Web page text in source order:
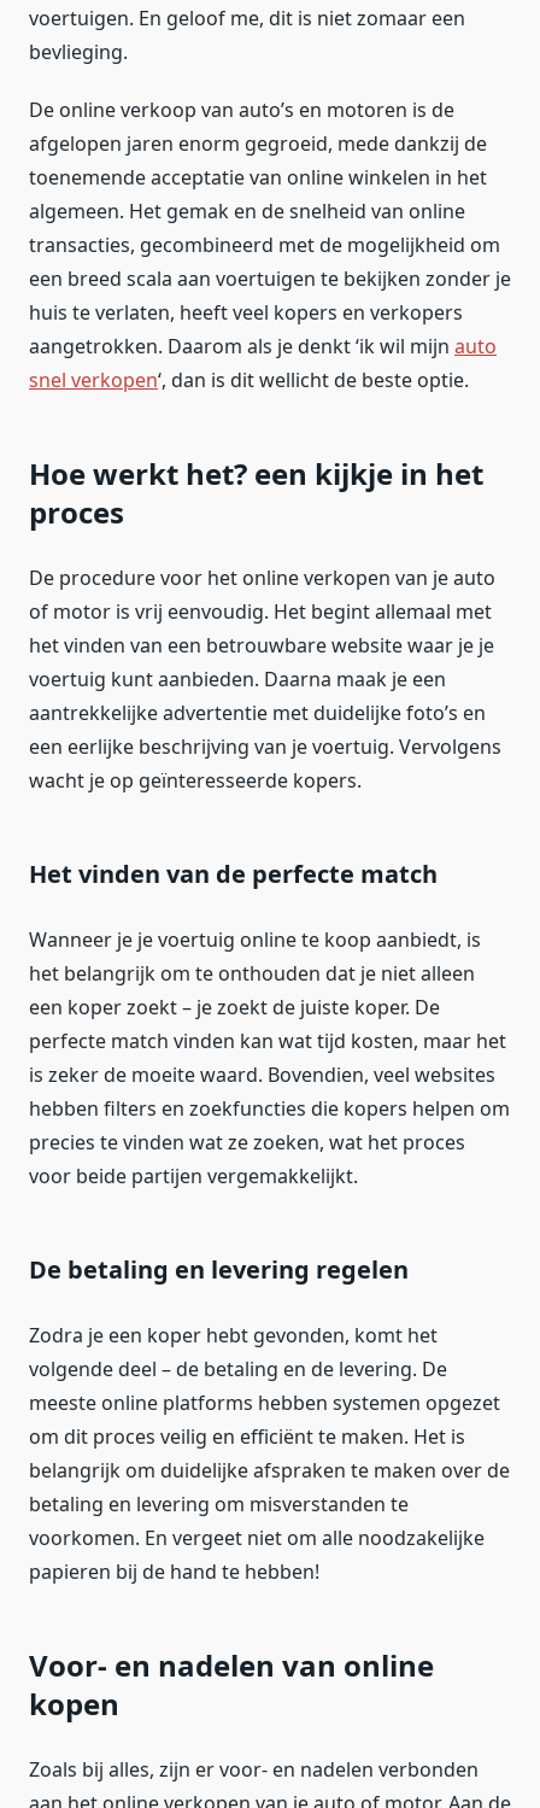
voertuigen. En geloof me, dit is niet zomaar een
bevlieging.
De online verkoop van auto’s en motoren is de
afgelopen jaren enorm gegroeid, mede dankzij de
toenemende acceptatie van online winkelen in het
algemeen. Het gemak en de snelheid van online
transacties, gecombineerd met de mogelijkheid om
een breed scala aan voertuigen te bekijken zonder je
huis te verlaten, heeft veel kopers en verkopers
aangetrokken. Daarom als je denkt ‘ik wil mijn auto
snel verkopen‘, dan is dit wellicht de beste optie.
Hoe werkt het? een kijkje in het
proces
De procedure voor het online verkopen van je auto
of motor is vrij eenvoudig. Het begint allemaal met
het vinden van een betrouwbare website waar je je
voertuig kunt aanbieden. Daarna maak je een
aantrekkelijke advertentie met duidelijke foto’s en
een eerlijke beschrijving van je voertuig. Vervolgens
wacht je op geïnteresseerde kopers.
Het vinden van de perfecte match
Wanneer je je voertuig online te koop aanbiedt, is
het belangrijk om te onthouden dat je niet alleen
een koper zoekt – je zoekt de juiste koper. De
perfecte match vinden kan wat tijd kosten, maar het
is zeker de moeite waard. Bovendien, veel websites
hebben filters en zoekfuncties die kopers helpen om
precies te vinden wat ze zoeken, wat het proces
voor beide partijen vergemakkelijkt.
De betaling en levering regelen
Zodra je een koper hebt gevonden, komt het
volgende deel – de betaling en de levering. De
meeste online platforms hebben systemen opgezet
om dit proces veilig en efficiënt te maken. Het is
belangrijk om duidelijke afspraken te maken over de
betaling en levering om misverstanden te
voorkomen. En vergeet niet om alle noodzakelijke
papieren bij de hand te hebben!
Voor- en nadelen van online
kopen
Zoals bij alles, zijn er voor- en nadelen verbonden